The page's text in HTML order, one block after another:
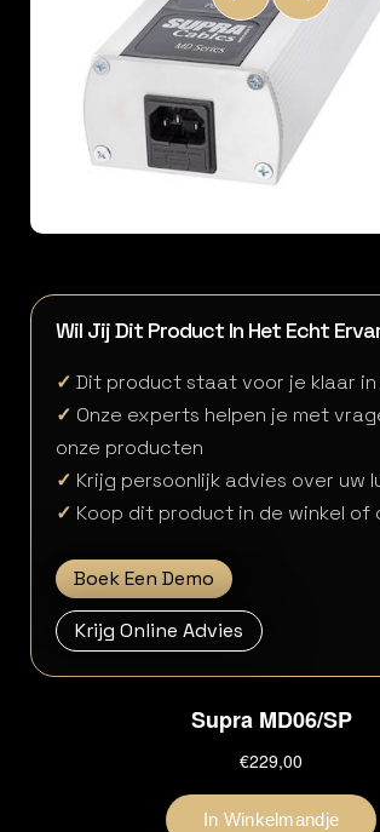
Wil Jij Dit Product In Het Echt
✓ Dit product staat voor je klaar in
✓ Onze experts helpen je met
onze producten
✓ Krijg persoonlijk advies over uw
✓ Koop dit product in de winkel of
Boek Een Demo
Krijg Online Advies